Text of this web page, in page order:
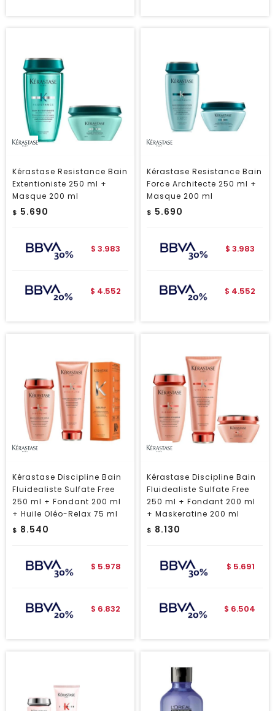
Kérastase Resistance Bain
Extentioniste 250 ml +
Masque 200 ml
$ 5.690
$ 3.983
$ 4.552
Kérastase Resistance Bain
Force Architecte 250 ml +
Masque 200 ml
$ 5.690
$ 3.983
$ 4.552
Kérastase Discipline Bain
Fluidealiste Sulfate Free
250 ml + Fondant 200 ml
+ Huile Oléo-Relax 75 ml
$ 8.540
$ 5.978
$ 6.832
Kérastase Discipline Bain
Fluidealiste Sulfate Free
250 ml + Fondant 200 ml
+ Maskeratine 200 ml
$ 8.130
$ 5.691
$ 6.504